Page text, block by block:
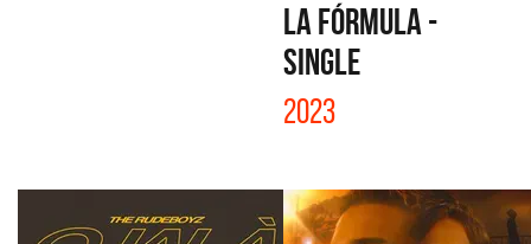
LA FÓRMULA -
SINGLE
2023